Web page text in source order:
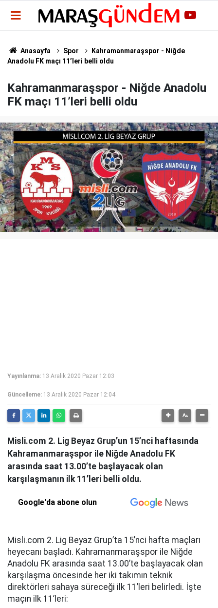
Anasayfa Spor
Kahramanmaraşspor - Niğde
Anadolu FK maçı 11’leri belli oldu
Kahramanmaraşspor - Niğde Anadolu
FK maçı 11’leri belli oldu
Yayınlanma: 13 Aralık 2020 Pazar 12:03
Güncelleme: 13 Aralık 2020 Pazar 12:04
Misli.com 2. Lig Beyaz Grup’un 15’nci haftasında
Kahramanmaraşspor ile Niğde Anadolu FK
arasında saat 13.00’te başlayacak olan
karşılaşmanın ilk 11’leri belli oldu.
Google'da abone olun
Misli.com 2. Lig Beyaz Grup’ta 15’nci hafta maçları
heyecanı başladı. Kahramanmaraşspor ile Niğde
Anadolu FK arasında saat 13.00’te başlayacak olan
karşılaşma öncesinde her iki takımın teknik
direktörleri sahaya süreceği ilk 11’leri belirledi. İşte
maçın ilk 11’leri: